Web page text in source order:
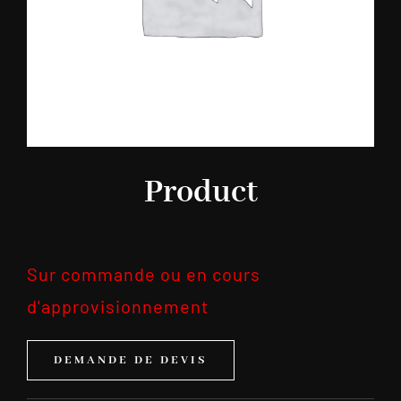
Product
Sur commande ou en cours
d'approvisionnement
DEMANDE DE DEVIS